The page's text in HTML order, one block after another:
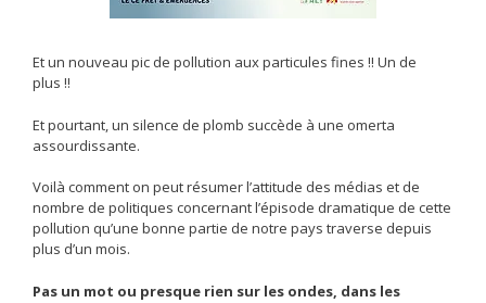
Et un nouveau pic de pollution aux particules fines !! Un de
plus !!
Et pourtant, un silence de plomb succède à une omerta
assourdissante.
Voilà comment on peut résumer l’attitude des médias et de
nombre de politiques concernant l’épisode dramatique de cette
pollution qu’une bonne partie de notre pays traverse depuis
plus d’un mois.
Pas un mot ou presque rien sur les ondes, dans les